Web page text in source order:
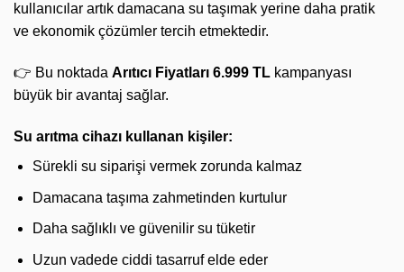
kullanıcılar artık damacana su taşımak yerine daha pratik
ve ekonomik çözümler tercih etmektedir.
👉 Bu noktada Arıtıcı Fiyatları 6.999 TL kampanyası
büyük bir avantaj sağlar.
Su arıtma cihazı kullanan kişiler:
Sürekli su siparişi vermek zorunda kalmaz
Damacana taşıma zahmetinden kurtulur
Daha sağlıklı ve güvenilir su tüketir
Uzun vadede ciddi tasarruf elde eder